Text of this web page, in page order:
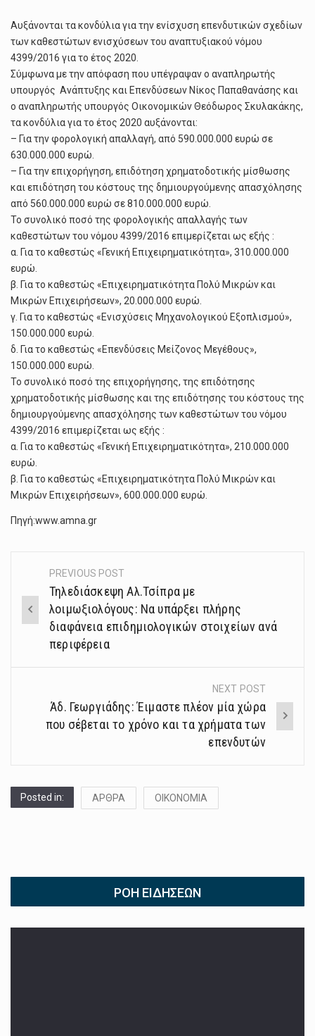
Αυξάνονται τα κονδύλια για την ενίσχυση επενδυτικών σχεδίων
των καθεστώτων ενισχύσεων του αναπτυξιακού νόμου
4399/2016 για το έτος 2020.
Σύμφωνα με την απόφαση που υπέγραψαν ο αναπληρωτής
υπουργός Ανάπτυξης και Επενδύσεων Νίκος Παπαθανάσης και
ο αναπληρωτής υπουργός Οικονομικών Θεόδωρος Σκυλακάκης,
τα κονδύλια για το έτος 2020 αυξάνονται:
– Για την φορολογική απαλλαγή, από 590.000.000 ευρώ σε
630.000.000 ευρώ.
– Για την επιχορήγηση, επιδότηση χρηματοδοτικής μίσθωσης
και επιδότηση του κόστους της δημιουργούμενης απασχόλησης
από 560.000.000 ευρώ σε 810.000.000 ευρώ.
Το συνολικό ποσό της φορολογικής απαλλαγής των
καθεστώτων του νόμου 4399/2016 επιμερίζεται ως εξής :
α. Για το καθεστώς «Γενική Επιχειρηματικότητα», 310.000.000
ευρώ.
β. Για το καθεστώς «Επιχειρηματικότητα Πολύ Μικρών και
Μικρών Επιχειρήσεων», 20.000.000 ευρώ.
γ. Για το καθεστώς «Ενισχύσεις Μηχανολογικού Εξοπλισμού»,
150.000.000 ευρώ.
δ. Για το καθεστώς «Επενδύσεις Μείζονος Μεγέθους»,
150.000.000 ευρώ.
Το συνολικό ποσό της επιχορήγησης, της επιδότησης
χρηματοδοτικής μίσθωσης και της επιδότησης του κόστους της
δημιουργούμενης απασχόλησης των καθεστώτων του νόμου
4399/2016 επιμερίζεται ως εξής :
α. Για το καθεστώς «Γενική Επιχειρηματικότητα», 210.000.000
ευρώ.
β. Για το καθεστώς «Επιχειρηματικότητα Πολύ Μικρών και
Μικρών Επιχειρήσεων», 600.000.000 ευρώ.
Πηγή:www.amna.gr
Post
navigation
PREVIOUS POST
Τηλεδιάσκεψη Αλ.Τσίπρα με
λοιμωξιολόγους: Να υπάρξει πλήρης
διαφάνεια επιδημιολογικών στοιχείων ανά
περιφέρεια
NEXT POST
Άδ. Γεωργιάδης: Έιμαστε πλέον μία χώρα
που σέβεται το χρόνο και τα χρήματα των
επενδυτών
Posted in: ΑΡΘΡΑ ΟΙΚΟΝΟΜΙΑ
ΡΟΉ ΕΙΔΉΣΕΩΝ